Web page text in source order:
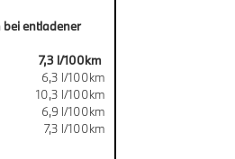
entladener
7,3 l/100km
6,3 l/100km
10,3 l/100km
6,9 l/100km
7,3 l/100km